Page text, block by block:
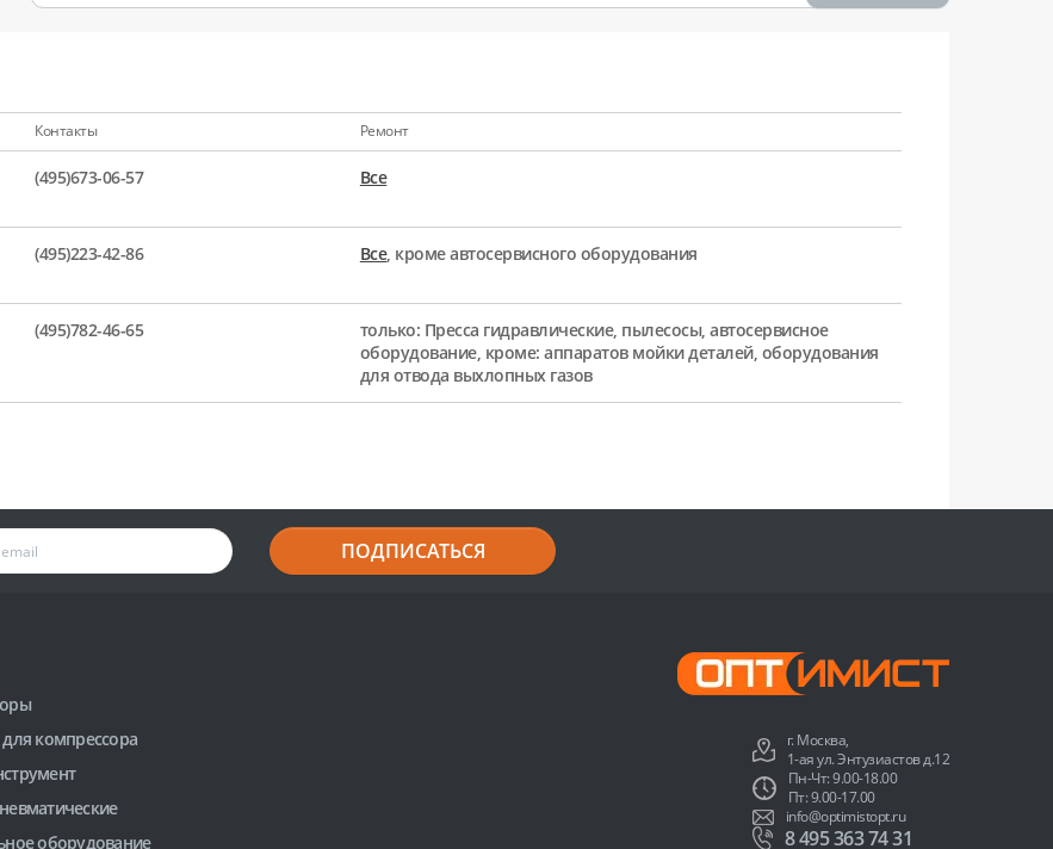
Контакты Ремонт
(495)673-06-57 Все
(495)223-42-86 Все, кроме автосервисного оборудования
(495)782-46-65
только: Пресса гидравлические, пылесосы, автосервисное
оборудование, кроме: аппаратов мойки деталей, оборудования
для отвода выхлопных газов
ПОДПИСАТЬСЯ
компрессора
оборудование
г. Москва,
1-ая ул. Энтузиастов д.12
Пн-Чт: 9.00-18.00
Пт: 9.00-17.00
info@optimistopt.ru
8 495 363 74 31